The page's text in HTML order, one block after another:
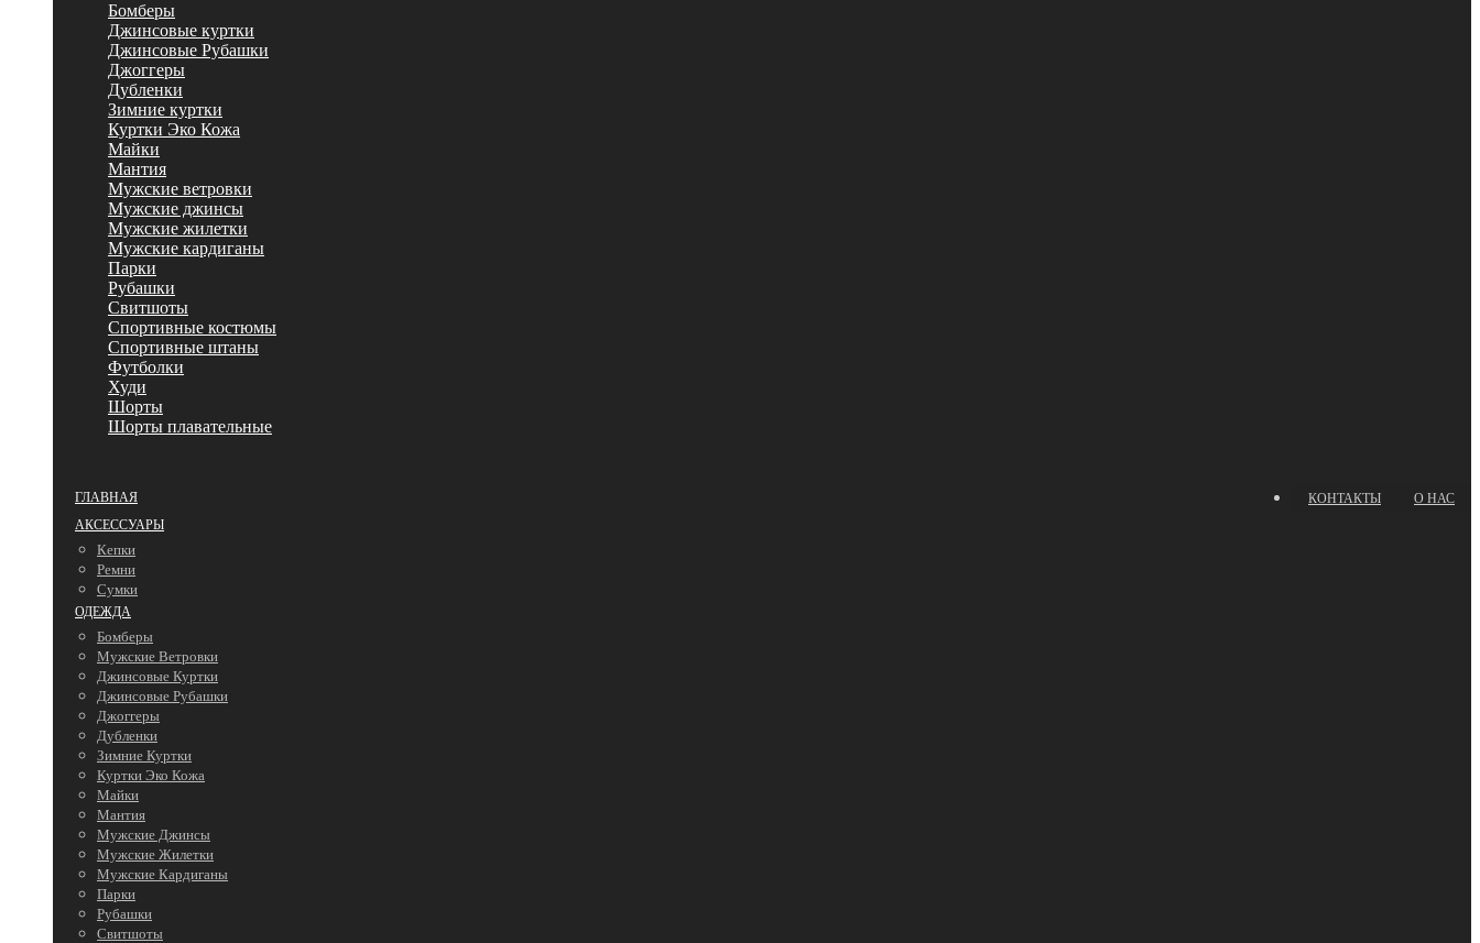
Бомберы
Джинсовые куртки
Джинсовые Рубашки
Джоггеры
Дубленки
Зимние куртки
Куртки Эко Кожа
Майки
Мантия
Мужские ветровки
Мужские джинсы
Мужские жилетки
Мужские кардиганы
Парки
Рубашки
Свитшоты
Спортивные костюмы
Спортивные штаны
Футболки
Худи
Шорты
Шорты плавательные
О НАС
КОНТАКТЫ
ГЛАВНАЯ
АКСЕССУАРЫ
Кепки
Ремни
Сумки
ОДЕЖДА
Бомберы
Мужские Ветровки
Джинсовые Куртки
Джинсовые Рубашки
Джоггеры
Дубленки
Зимние Куртки
Куртки Эко Кожа
Майки
Мантия
Мужские Джинсы
Мужские Жилетки
Мужские Кардиганы
Парки
Рубашки
Свитшоты